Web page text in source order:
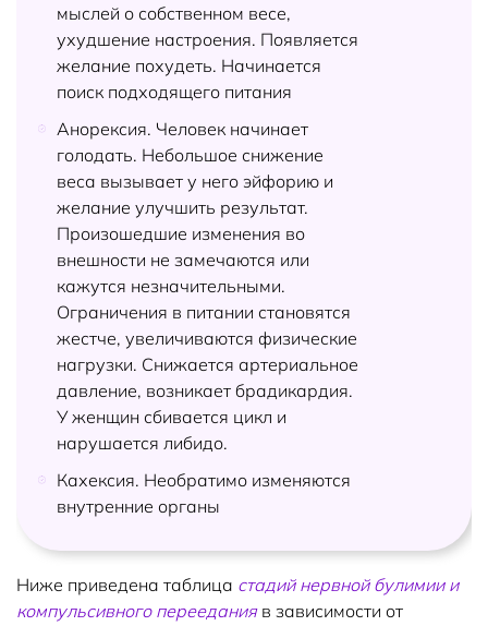
мыслей о собственном весе,
ухудшение настроения. Появляется
желание похудеть. Начинается
поиск подходящего питания
Анорексия. Человек начинает
голодать. Небольшое снижение
веса вызывает у него эйфорию и
желание улучшить результат.
Произошедшие изменения во
внешности не замечаются или
кажутся незначительными.
Ограничения в питании становятся
жестче, увеличиваются физические
нагрузки. Снижается артериальное
давление, возникает брадикардия.
У женщин сбивается цикл и
нарушается либидо.
Кахексия. Необратимо изменяются
внутренние органы
Ниже приведена таблица стадий нервной булимии и
компульсивного перееданияв зависимости от